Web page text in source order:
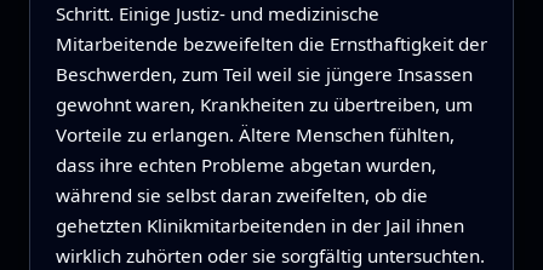
Schritt. Einige Justiz- und medizinische
Mitarbeitende bezweifelten die Ernsthaftigkeit der
Beschwerden, zum Teil weil sie jüngere Insassen
gewohnt waren, Krankheiten zu übertreiben, um
Vorteile zu erlangen. Ältere Menschen fühlten,
dass ihre echten Probleme abgetan wurden,
während sie selbst daran zweifelten, ob die
gehetzten Klinikmitarbeitenden in der Jail ihnen
wirklich zuhörten oder sie sorgfältig untersuchten.